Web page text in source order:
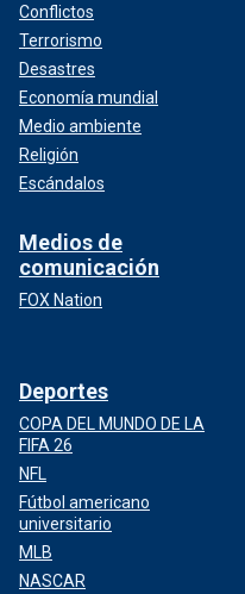
Conflictos
Terrorismo
Desastres
Economía mundial
Medio ambiente
Religión
Escándalos
Medios de
comunicación
FOX Nation
Deportes
COPA DEL MUNDO DE LA
FIFA 26
NFL
Fútbol americano
universitario
MLB
NASCAR